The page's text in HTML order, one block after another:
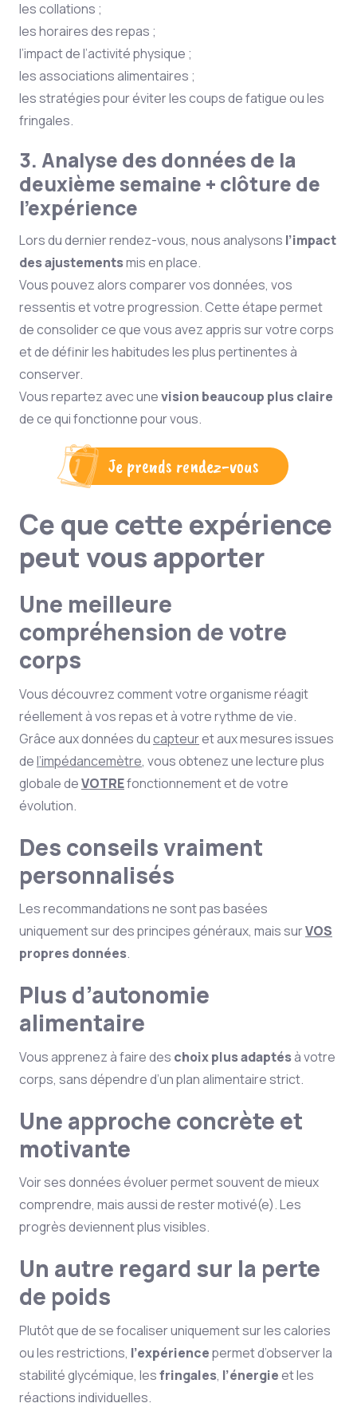
les collations ;
les horaires des repas ;
l’impact de l’activité physique ;
les associations alimentaires ;
les stratégies pour éviter les coups de fatigue ou les
fringales.
3. Analyse des données de la
deuxième semaine + clôture de
l’expérience
Lors du dernier rendez-vous, nous analysons l’impact
des ajustementsmis en place.
Vous pouvez alors comparer vos données, vos
ressentis et votre progression. Cette étape permet
de consolider ce que vous avez appris sur votre corps
et de définir les habitudes les plus pertinentes à
conserver.
Vous repartez avec unevision beaucoup plus claire
de ce qui fonctionne pour vous.
Je prends rendez-vous
Ce que cette expérience
peut vous apporter
Une meilleure
compréhension de votre
corps
Vous découvrez comment votre organisme réagit
réellement à vos repas et à votre rythme de vie.
Grâce aux données ducapteuret aux mesures issues
del’impédancemètre, vous obtenez une lecture plus
globale deVOTREfonctionnement et de votre
évolution.
Des conseils vraiment
personnalisés
Les recommandations ne sont pas basées
uniquement sur des principes généraux, mais surVOS
propres données.
Plus d’autonomie
alimentaire
Vous apprenez à faire des choix plus adaptésà votre
corps, sans dépendre d’un plan alimentaire strict.
Une approche concrète et
motivante
Voir ses données évoluer permet souvent de mieux
comprendre, mais aussi de rester motivé(e). Les
progrès deviennent plus visibles.
Un autre regard sur la perte
de poids
Plutôt que de se focaliser uniquement sur les calories
ou les restrictions, l’expériencepermet d’observer la
stabilité glycémique, lesfringales, l’énergieet les
réactions individuelles.